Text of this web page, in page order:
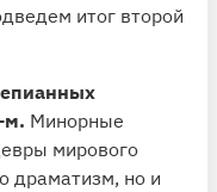
итог второй
м. Минорные
мирового
драматизм, но и